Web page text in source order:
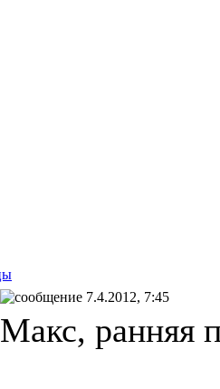
7.4.2012, 7:45
Макс, ранняя